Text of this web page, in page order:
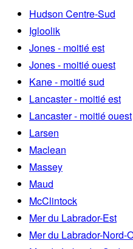
Hudson Centre-Sud
Igloolik
Jones - moitié est
Jones - moitié ouest
Kane - moitié sud
Lancaster - moitié est
Lancaster - moitié ouest
Larsen
Maclean
Massey
Maud
McClintock
Mer du Labrador-Est
Mer du Labrador-Nord-